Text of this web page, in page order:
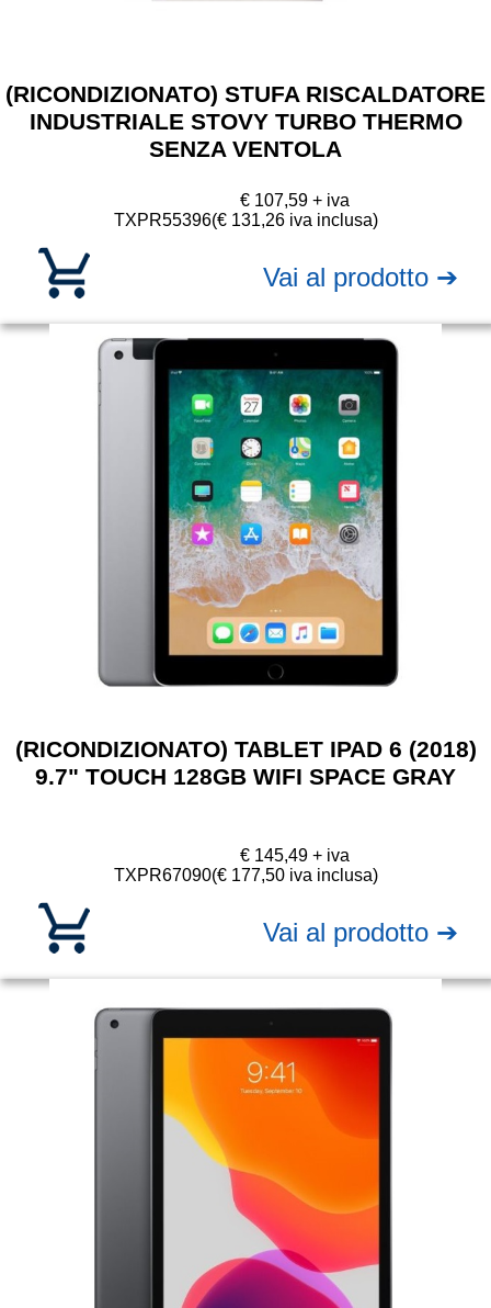
(RICONDIZIONATO) STUFA RISCALDATORE
INDUSTRIALE STOVY TURBO THERMO
SENZA VENTOLA
TXPR55396
€ 107,59 + iva
(€ 131,26 iva inclusa)
Vai al prodotto ➔
(RICONDIZIONATO) TABLET IPAD 6 (2018)
9.7" TOUCH 128GB WIFI SPACE GRAY
TXPR67090
€ 145,49 + iva
(€ 177,50 iva inclusa)
Vai al prodotto ➔